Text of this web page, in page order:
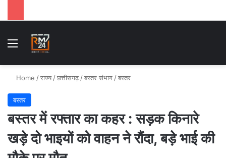
Menu
Home /राज्य /छत्तीसगढ़ /बस्तर संभाग /बस्तर
बस्तर
बस्तर में रफ्तार का कहर : सड़क किनारे
खड़े दो भाइयों को वाहन ने रौंदा, बड़े भाई की